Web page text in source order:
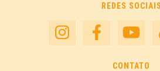
REDES SOCIAIS
CONTATO